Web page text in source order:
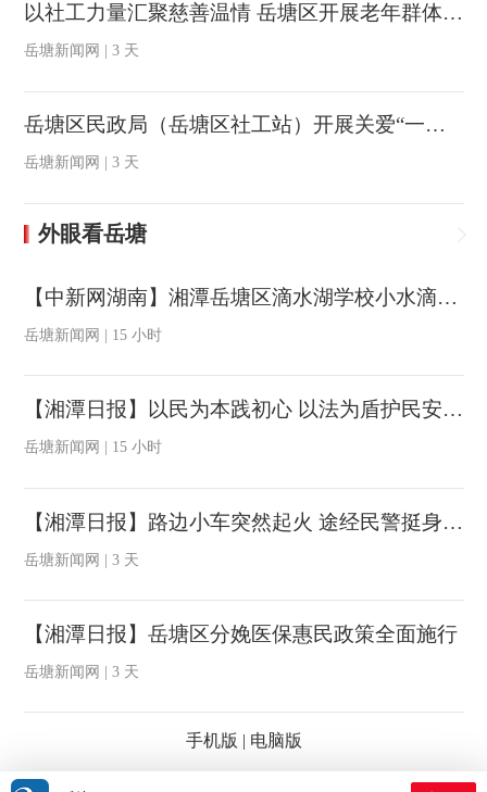
以社工力量汇聚慈善温情 岳塘区开展老年群体关爱服务活动
岳塘新闻网 | 3 天
岳塘区民政局（岳塘区社工站）开展关爱“一老一小”主题活动
岳塘新闻网 | 3 天
外眼看岳塘
【中新网湖南】湘潭岳塘区滴水湖学校小水滴交响管乐团斩获全国赛事一等奖
岳塘新闻网 | 15 小时
【湘潭日报】以民为本践初心 以法为盾护民安 ——记岳塘区人大代表董旭辉的履职与公益之路
岳塘新闻网 | 15 小时
【湘潭日报】路边小车突然起火 途经民警挺身扑救
岳塘新闻网 | 3 天
【湘潭日报】岳塘区分娩医保惠民政策全面施行
岳塘新闻网 | 3 天
手机版 | 电脑版